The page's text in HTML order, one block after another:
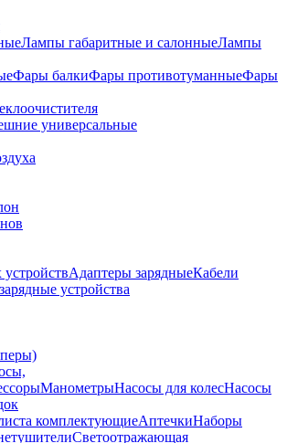
Лампы габаритные и салонныеЛампы
Фары балкиФары противотуманныеФары
универсальные
Адаптеры зарядныеКабели
устройства
МанометрыНасосы для колесНасосы
комплектующиеАптечкиНаборы
Светоотражающая